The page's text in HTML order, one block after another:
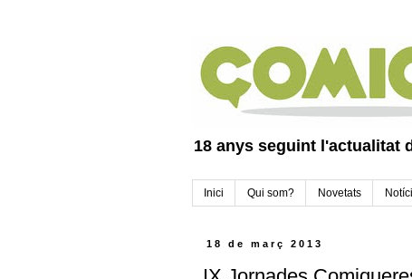
18 anys seguint l'actualitat
Inici Qui som? Novetats
18 de març 2013